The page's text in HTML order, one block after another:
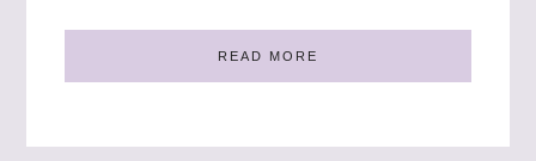
READ MORE